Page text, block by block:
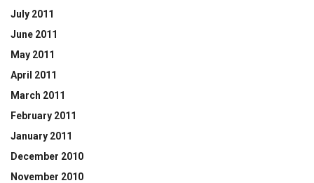
July 2011
June 2011
May 2011
April 2011
March 2011
February 2011
January 2011
December 2010
November 2010